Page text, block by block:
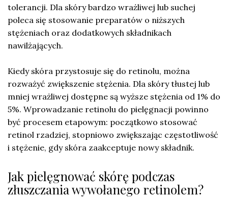
tolerancji. Dla skóry bardzo wrażliwej lub suchej
poleca się stosowanie preparatów o niższych
stężeniach oraz dodatkowych składnikach
nawilżających.
Kiedy skóra przystosuje się do retinolu, można
rozważyć zwiększenie stężenia. Dla skóry tłustej lub
mniej wrażliwej dostępne są wyższe stężenia od 1% do
5%. Wprowadzanie retinolu do pielęgnacji powinno
być procesem etapowym: początkowo stosować
retinol rzadziej, stopniowo zwiększając częstotliwość
i stężenie, gdy skóra zaakceptuje nowy składnik.
Jak pielęgnować skórę podczas
złuszczania wywołanego retinolem?